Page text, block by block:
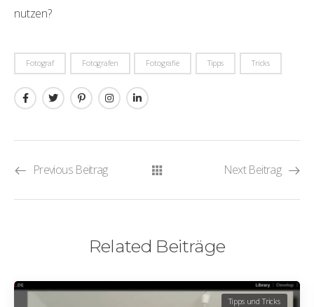
nutzen?
Fotograf Fotografen Fotografie Tipps Tricks
Previous Beitrag Next Beitrag
Related Beiträge
Tipps und Tricks